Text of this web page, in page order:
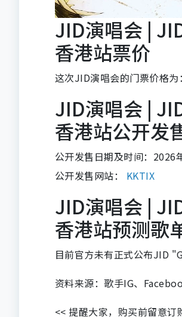
JID演唱会 |
香港站票价
这次JID演唱会的门票价格为
JID演唱会 |
香港站公开发
公开发售日期及时间：2026
公开发售网站： KKTIX
JID演唱会 |
香港站预测歌
目前官方未有正式公布JID
资料来源：歌手IG、
<< 提醒大家，购买前留意